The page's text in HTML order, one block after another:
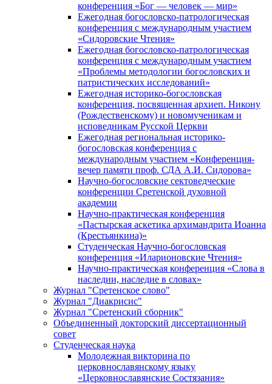
конференция «Бог — человек — мир»
Ежегодная богословско-патрологическая
конференция с международным участием
«Сидоровские Чтения»
Ежегодная богословско-патрологическая
конференция с международным участием
«Проблемы методологии богословских и
патристических исследований»
Ежегодная историко-богословская
конференция, посвященная архиеп. Никону
(Рождественскому) и новомученикам и
исповедникам Русской Церкви
Ежегодная региональная историко-
богословская конференция с
международным участием «Конференция-
вечер памяти проф. СДА А.И. Сидорова»
Научно-богословские сектоведческие
конференции Сретенской духовной
академии
Научно-практическая конференция
«Пастырская аскетика архимандрита Иоанна
(Крестьянкина)»
Студенческая Научно-богословская
конференция «Иларионовские Чтения»
Научно-практическая конференция «Cлова в
наследии, наследие в словах»
Журнал "Сретенское слово"
Журнал "Диакрисис"
Журнал "Сретенский сборник"
Объединенный докторский диссертационный
совет
Студенческая наука
Молодежная викторина по
церковнославянскому языку
«Церковнославянские Состязания»